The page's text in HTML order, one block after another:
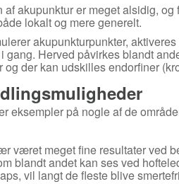
af akupunktur er meget alsidig,
lokalt og mere generelt.
akupunkturpunkter,
gang. Herved påvirkes blandt
og der kan udskilles endorfiner
eksempler på nogle af de
været meget fine resultater ved
blandt andet kan ses ved
vil langt de fleste blive